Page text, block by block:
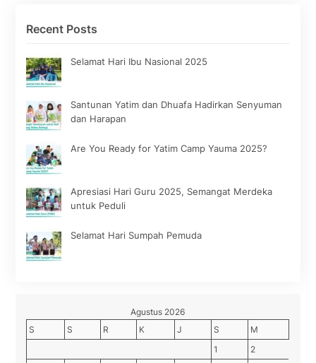
Recent Posts
Selamat Hari Ibu Nasional 2025
Santunan Yatim dan Dhuafa Hadirkan Senyuman
dan Harapan
Are You Ready for Yatim Camp Yauma 2025?
Apresiasi Hari Guru 2025, Semangat Merdeka
untuk Peduli
Selamat Hari Sumpah Pemuda
Agustus 2026
S
S R K J S
M
1
2